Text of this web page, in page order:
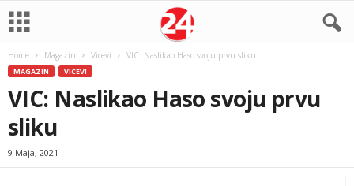
Home Magazin Vicevi VIC: Naslikao Haso svoju prvu sliku
MAGAZIN VICEVI
VIC: Naslikao Haso svoju prvu
sliku
9 Maja, 2021